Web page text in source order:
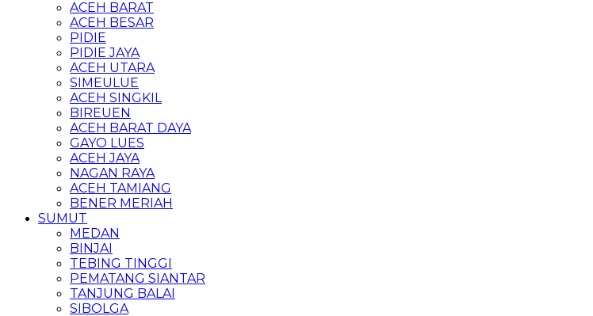
ACEH BARAT
ACEH BESAR
PIDIE
PIDIE JAYA
ACEH UTARA
SIMEULUE
ACEH SINGKIL
BIREUEN
ACEH BARAT DAYA
GAYO LUES
ACEH JAYA
NAGAN RAYA
ACEH TAMIANG
BENER MERIAH
SUMUT
MEDAN
BINJAI
TEBING TINGGI
PEMATANG SIANTAR
TANJUNG BALAI
SIBOLGA